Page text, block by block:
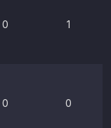
0 1
0 0